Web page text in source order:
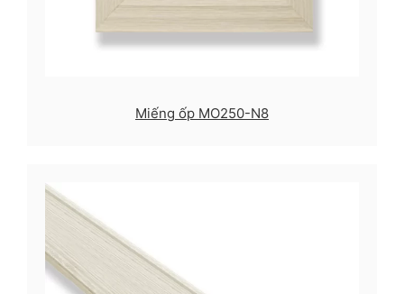
Miếng ốp MO250-N8